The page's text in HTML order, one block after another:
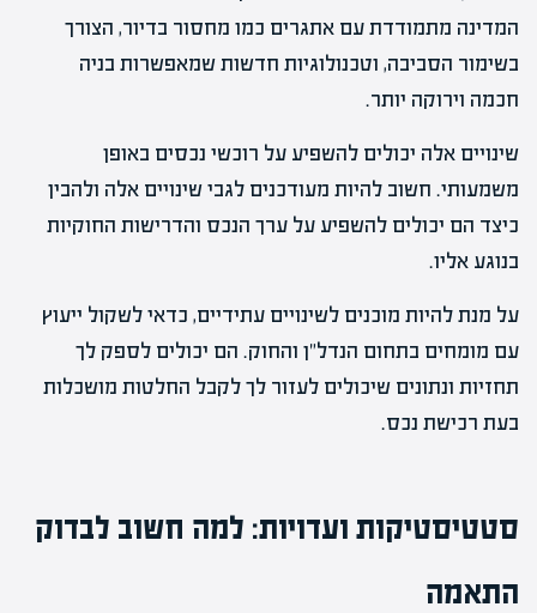
המדינה מתמודדת עם אתגרים כמו מחסור בדיור, הצורך
בשימור הסביבה, וטכנולוגיות חדשות שמאפשרות בניה
חכמה וירוקה יותר.
שינויים אלה יכולים להשפיע על רוכשי נכסים באופן
משמעותי. חשוב להיות מעודכנים לגבי שינויים אלה ולהבין
כיצד הם יכולים להשפיע על ערך הנכס והדרישות החוקיות
בנוגע אליו.
על מנת להיות מוכנים לשינויים עתידיים, כדאי לשקול ייעוץ
עם מומחים בתחום הנדל"ן והחוק. הם יכולים לספק לך
תחזיות ונתונים שיכולים לעזור לך לקבל החלטות מושכלות
בעת רכישת נכס.
סטטיסטיקות ועדויות: למה חשוב לבדוק
התאמה